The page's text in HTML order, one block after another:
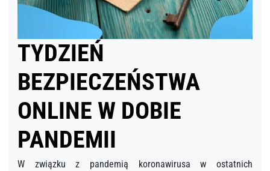
TYDZIEŃ
BEZPIECZEŃSTWA
ONLINE W DOBIE
PANDEMII
W związku z pandemią koronawirusa w ostatnich